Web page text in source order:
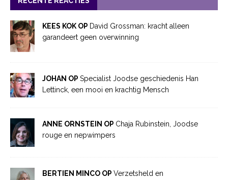
KEES KOK OP David Grossman: kracht alleen
garandeert geen overwinning
JOHAN OP Specialist Joodse geschiedenis Han
Lettinck, een mooi en krachtig Mensch
ANNE ORNSTEIN OP Chaja Rubinstein, Joodse
rouge en nepwimpers
BERTIEN MINCO OP Verzetsheld en